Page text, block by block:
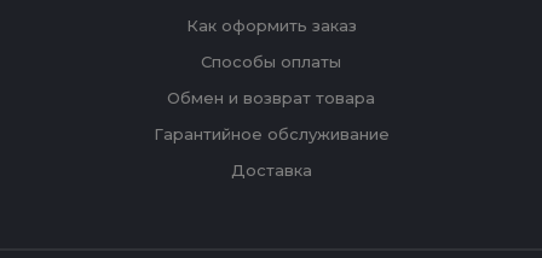
Как оформить заказ
Способы оплаты
Обмен и возврат товара
Гарантийное обслуживание
Доставка